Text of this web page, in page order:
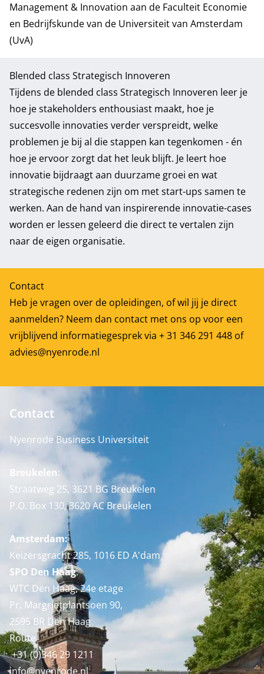
Management & Innovation aan de Faculteit Economie
en Bedrijfskunde van de Universiteit van Amsterdam
(UvA)
Blended class Strategisch Innoveren
Tijdens de blended class Strategisch Innoveren leer je
hoe je stakeholders enthousiast maakt, hoe je
succesvolle innovaties verder verspreidt, welke
problemen je bij al die stappen kan tegenkomen - én
hoe je ervoor zorgt dat het leuk blijft. Je leert hoe
innovatie bijdraagt aan duurzame groei en wat
strategische redenen zijn om met start-ups samen te
werken. Aan de hand van inspirerende innovatie-cases
worden er lessen geleerd die direct te vertalen zijn
naar de eigen organisatie.
Contact
Heb je vragen over de opleidingen, of wil jij je direct
aanmelden? Neem dan contact met ons op voor een
vrijblijvend informatiegesprek via + 31 346 291 448 of
advies@nyenrode.nl
Contact
Nyenrode Business Universiteit
Breukelen:
Straatweg 25, 3621 BG Breukelen
P.O. Box 130, 3620 AC Breukelen
Amsterdam:
Keizersgracht 285, 1016 ED A'dam
SPO Den Haag:
WTC Den Haag, 24e etage
Pr. Margrietplantsoen 90,
2595 BR Den Haag
Route
+31 (0)346 29 1211
info@nyenrode.nl